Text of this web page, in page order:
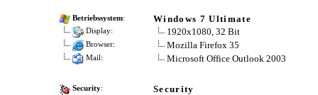
Betriebssystem: Windows 7 Ultimate
Display: 1920x1080, 32 Bit
Browser: Mozilla Firefox 35
Mail: Microsoft Office Outlook 2003
Security: Security